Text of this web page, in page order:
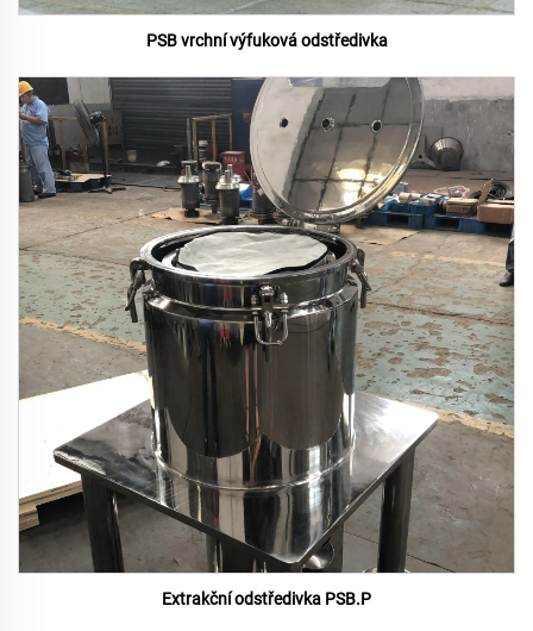
PSB vrchní výfuková odstředivka
Extrakční odstředivka PSB.P